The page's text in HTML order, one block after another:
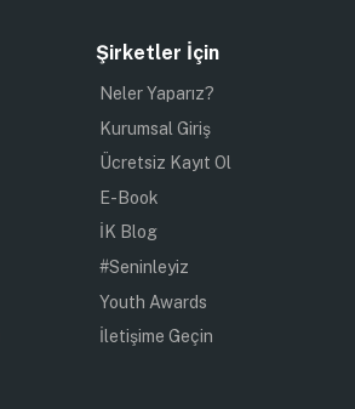
Şirketler İçin
Neler Yaparız?
Kurumsal Giriş
Ücretsiz Kayıt Ol
E-Book
İK Blog
#Seninleyiz
Youth Awards
İletişime Geçin